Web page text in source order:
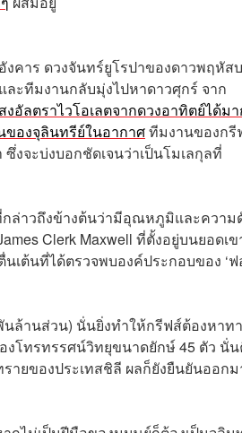
คาร ดวงจันทร์ยูโรปาของดาวพฤหัส
ละทีมงานกลับมุ่งไปหาดาวศุกร์ จาก
อัลตราไวโอเลตจากดวงอาทิตย์ได้ม
ของจุลินทรีย์ในอากาศทีมงานของกรี
งจะบ่งบอกชัดเจนว่าเป็นโมเลกุลที่
กล่าวถึงข้างต้นว่ามีอุณหภูมิและความ
Clerk Maxwell ที่ตั้งอยู่บนยอดเข
เต้นที่ได้ตรวจพบองค์ประกอบของ ‘
านส่วน) นั่นยิ่งทำให้กรีฟส์ต้องหาท
โทรทรรศน์วิทยุขนาดยักษ์ 45 ตัว นั่
รายของประเทสชิลี ผลก็ยังยืนยันออก